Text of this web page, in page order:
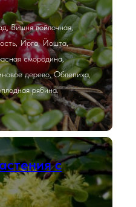
Вишня войлочная,
Ирга, Йошта,
смородина,
дерево, Облепиха,
рябина.
с